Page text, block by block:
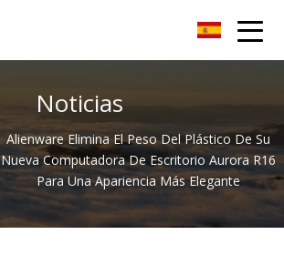
Noticias
Alienware Elimina El Peso Del Plástico De Su
Nueva Computadora De Escritorio Aurora R16
Para Una Apariencia Más Elegante